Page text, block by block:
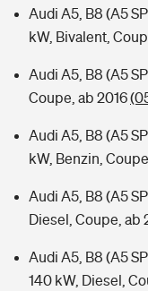
Audi A5, B8 (A5
kW, Bivalent,
Audi A5, B8 (A5
Coupe, ab 2016
Audi A5, B8 (A5
kW, Benzin,
Audi A5, B8 (A5
Diesel, Coupe, ab
Audi A5, B8 (A5
140 kW, Diesel,